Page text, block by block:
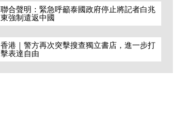
聯合聲明：緊急呼籲泰國政府停止將記者白兆
東強制遣返中國
香港｜警方再次突擊搜查獨立書店，進一步打
擊表達自由